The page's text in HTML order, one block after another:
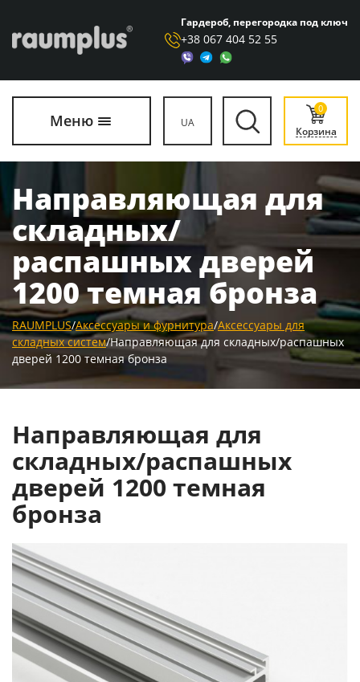
Гардероб, перегородка под ключ
+38 067 404 52 55
Меню UA
0
Корзина
Направляющая для
складных/
распашных дверей
1200 темная бронза
RAUMPLUS/Аксессуары и фурнитура/Аксессуары для
складных систем/Направляющая для складных/распашных
дверей 1200 темная бронза
Направляющая для
складных/распашных
дверей 1200 темная
бронза